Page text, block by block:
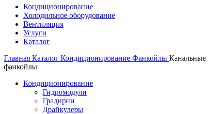
Кондиционирование
Холодильное оборудование
Вентиляция
Услуги
Каталог
Главная Каталог Кондиционирование Фанкойлы Канальные
фанкойлы
Кондиционирование
Гидромодули
Градирни
Драйкулеры